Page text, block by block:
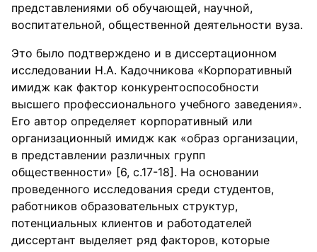
представлениями об обучающей, научной,
воспитательной, общественной деятельности вуза.
Это было подтверждено и в диссертационном
исследовании Н.А. Кадочникова «Корпоративный
имидж как фактор конкурентоспособности
высшего профессионального учебного заведения».
Его автор определяет корпоративный или
организационный имидж как «образ организации,
в представлении различных групп
общественности» [6, с.17-18]. На основании
проведенного исследования среди студентов,
работников образовательных структур,
потенциальных клиентов и работодателей
диссертант выделяет ряд факторов, которые